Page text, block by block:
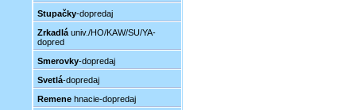
Stupačky-dopredaj
Zrkadlá univ./HO/KAW/SU/YA-
dopred
Smerovky-dopredaj
Svetlá-dopredaj
Remene hnacie-dopredaj